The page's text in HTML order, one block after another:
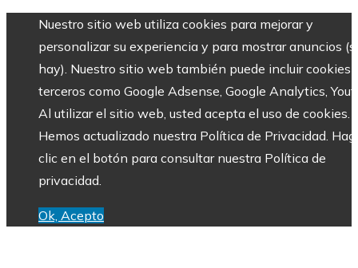
Nuestro sitio web utiliza cookies para mejorar y
personalizar su experiencia y para mostrar anuncios
hay). Nuestro sitio web también puede incluir cookies
terceros como Google Adsense, Google Analytics,
Al utilizar el sitio web, usted acepta el uso de cookies.
Hemos actualizado nuestra Política de Privacidad.
clic en el botón para consultar nuestra Política de
privacidad.
Ok, Acepto